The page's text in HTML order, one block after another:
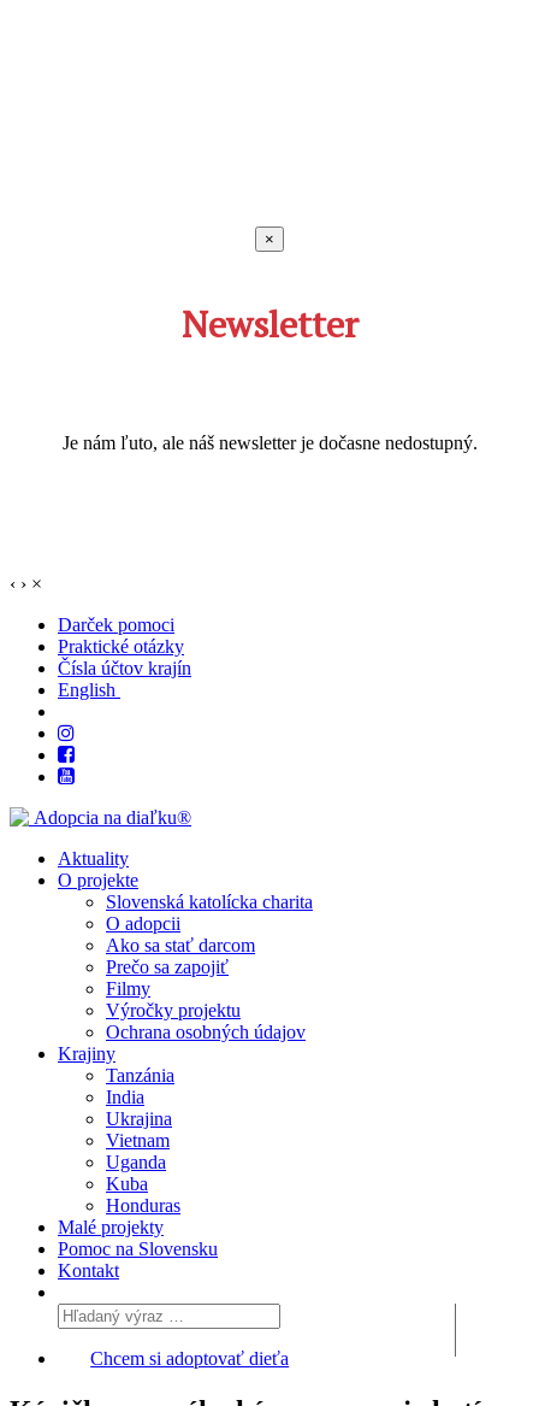
×
Newsletter
Je nám ľuto, ale náš newsletter je dočasne nedostupný.
‹ › ×
Darček pomoci
Praktické otázky
Čísla účtov krajín
English
Aktuality
O projekte
Slovenská katolícka charita
O adopcii
Ako sa stať darcom
Prečo sa zapojiť
Filmy
Výročky projektu
Ochrana osobných údajov
Krajiny
Tanzánia
India
Ukrajina
Vietnam
Uganda
Kuba
Honduras
Malé projekty
Pomoc na Slovensku
Kontakt
Chcem si adoptovať dieťa